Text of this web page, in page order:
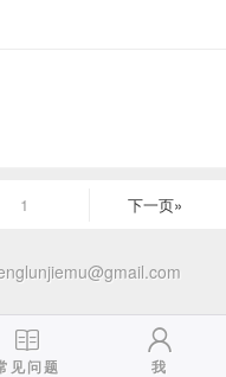
1 下一页»
见问题 我